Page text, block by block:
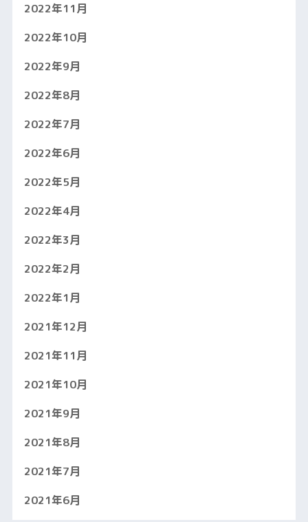
2022年11月
2022年10月
2022年9月
2022年8月
2022年7月
2022年6月
2022年5月
2022年4月
2022年3月
2022年2月
2022年1月
2021年12月
2021年11月
2021年10月
2021年9月
2021年8月
2021年7月
2021年6月